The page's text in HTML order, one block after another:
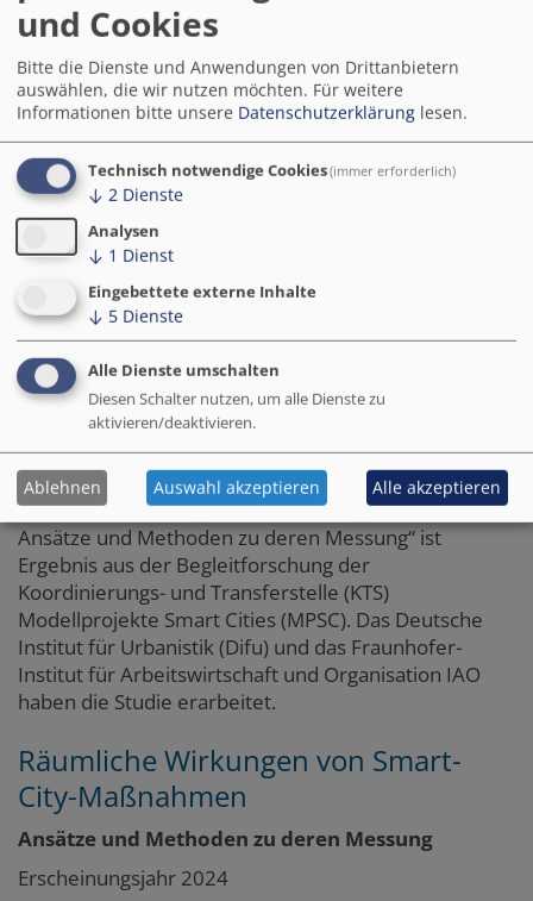
von Einzelmaßnahmen umsetzen.
Janika Kutz, Teamleiterin am Fraunhofer IAO
In der Studie werden Empfehlungen für Kommunen
zusammengefasst, damit sie ihre Ziele erreichen
können. So sollten für die räumliche
Wirkungsmessung genügend finanzielle und
weitere Empfehlung sind ein nachhaltiges
Wissensmanagement und ein effektiver Umgang mit
Daten.
Smart-City-Forschung
Die vom Bundesinstitut für Bau-, Stadt- und
Raumforschung (BBSR) herausgegebene Publikation
„Räumliche Wirkungen von Smart-City-Maßnahmen –
Ansätze und Methoden zu deren Messung“ ist
Ergebnis aus der Begleitforschung der
Koordinierungs- und Transferstelle (KTS)
Modellprojekte Smart Cities (MPSC). Das Deutsche
Institut für Urbanistik (Difu) und das Fraunhofer-
Institut für Arbeitswirtschaft und Organisation IAO
haben die Studie erarbeitet.
Räumliche Wirkungen von Smart-
City-Maßnahmen
Ansätze und Methoden zu deren Messung
Erscheinungsjahr 2024
und Cookies
Bitte die Dienste und Anwendungen von Drittanbietern
auswählen, die wir nutzen möchten. Für weitere
Informationen bitte unsere Datenschutzerklärung lesen.
Technisch notwendige Cookies(immer erforderlich)
↓ 2 Dienste
Analysen
↓ 1 Dienst
Eingebettete externe Inhalte
↓ 5 Dienste
Alle Dienste umschalten
Diesen Schalter nutzen, um alle Dienste zu
aktivieren/deaktivieren.
Ablehnen Auswahl akzeptieren Alle akzeptieren